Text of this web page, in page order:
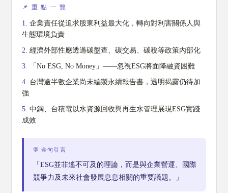
📌 重 點 一 覽
1. 企業責任從追求股東利益最大化，轉向對利害關係人與
生態環境負責
2. 經濟外部性應透過碳盤查、碳交易、碳稅等政策內部化
3. 「No ESG, No Money」——忽視ESG將面降融資困難
4. 台灣逾半數企業尚未編製永續報告書，透明揭露仍待加
強
5. 中鋼、台積電以水資源回收與再生水管理展現ESG實踐
成效
💬 金句引言
「ESG並非遙不可及的理論，而是與企業營運、國際
競爭力及未來社會發展息息相關的重要議題。」